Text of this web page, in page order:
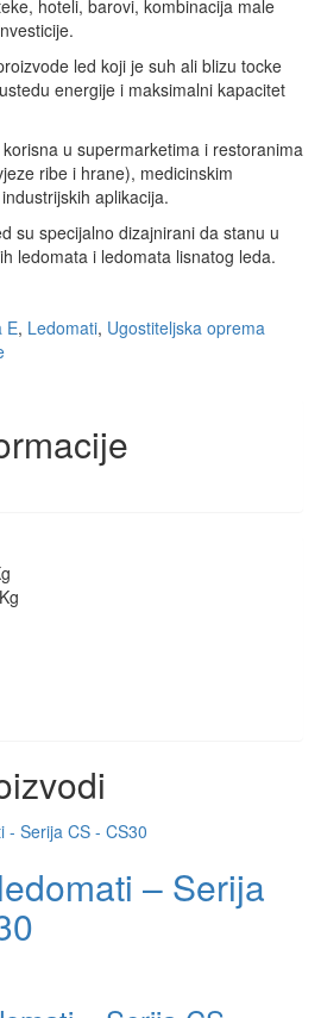
hoteli, barovi, kombinacija male
led koji je suh ali blizu tocke
energije i maksimalni kapacitet
u supermarketima i restoranima
ribe i hrane), medicinskim
aplikacija.
su specijalno dizajnirani da stanu u
ledomata i ledomata lisnatog leda.
E, Ledomati, Ugostiteljska oprema
– Serija